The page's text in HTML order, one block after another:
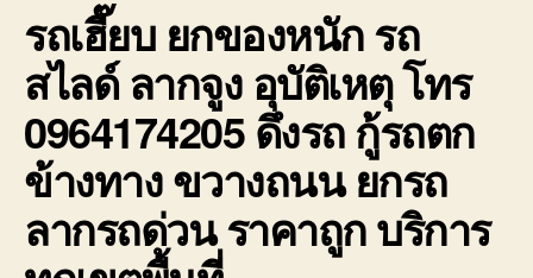
รถเฮี๊ยบ ยกของหนักรถ
สไลด์ ลากจูง อุบัติเหตุ โทร
0964174205 ดึงรถ กู้รถตก
ข้างทาง ขวางถนน ยกรถ
ลากรถด่วน ราคาถูก บริการ